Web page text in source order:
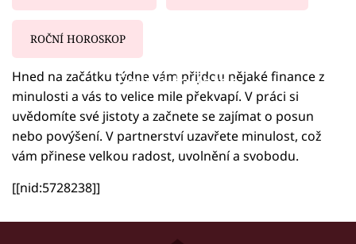
ROČNÍ HOROSKOP
Failed to fetch
Hned na začátku týdne vám přijdou nějaké finance z
minulosti a vás to velice mile překvapí. V práci si
uvědomíte své jistoty a začnete se zajímat o posun
nebo povýšení. V partnerství uzavřete minulost, což
vám přinese velkou radost, uvolnění a svobodu.
[[nid:5728238]]